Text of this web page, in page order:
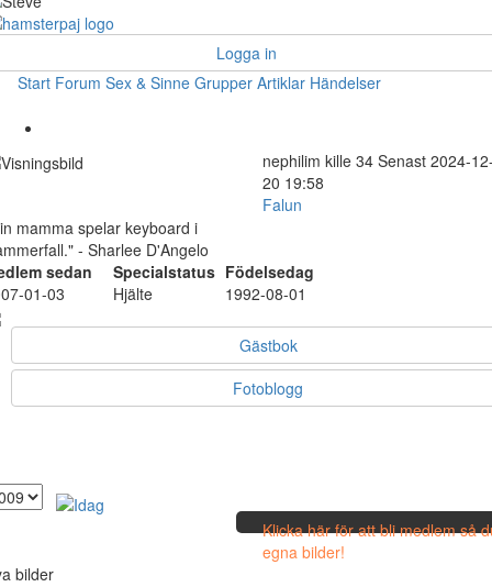
Logga in
Start Forum Sex & Sinne Grupper Artiklar Händelser
nephilim kille 34 Senast 2024-
20 19:58
Falun
mamma spelar keyboard i
- Sharlee D'Angelo
sedan
Specialstatus Födelsedag
01-03
Hjälte 1992-08-01
Gästbok
Fotoblogg
Klicka här för att bli medlem så
egna bilder!
bilder